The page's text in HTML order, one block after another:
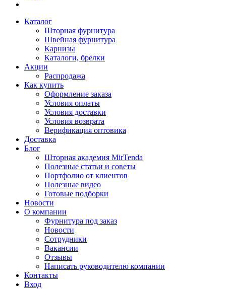
Каталог
Шторная фурнитура
Швейная фурнитура
Карнизы
Каталоги, брелки
Акции
Распродажа
Как купить
Оформление заказа
Условия оплаты
Условия доставки
Условия возврата
Верификация оптовика
Доставка
Блог
Шторная академия MirTenda
Полезные статьи и советы
Портфолио от клиентов
Полезные видео
Готовые подборки
Новости
О компании
Фурнитура под заказ
Новости
Сотрудники
Вакансии
Отзывы
Написать руководителю компании
Контакты
Вход